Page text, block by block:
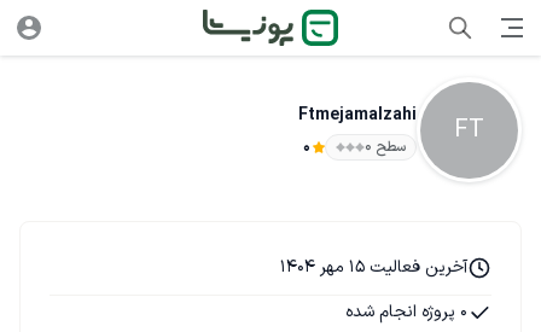
FT
Ftmejamalzahi
سطح ۰ 0
آخرین فعالیت 15 مهر 1404
0 پروژه انجام شده